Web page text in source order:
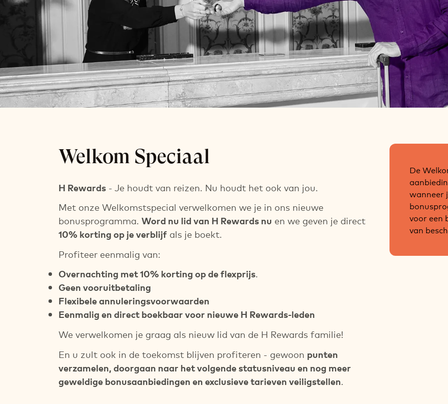
10% korting
Welkom Speciaal
H Rewards - Je houdt van reizen. Nu houdt het ook van jou.
Met onze Welkomstspecial verwelkomen we je in ons nieuwe
bonusprogramma. Word nu lid van H Rewards nu en we geven je direct
10% korting op je verblijf als je boekt.
Profiteer eenmalig van:
Overnachting met 10% korting op de flexprijs.
Geen vooruitbetaling
Flexibele annuleringsvoorwaarden
Eenmalig en direct boekbaar voor nieuwe H Rewards-leden
We verwelkomen je graag als nieuw lid van de H Rewards familie!
En u zult ook in de toekomst blijven profiteren - gewoon punten
verzamelen, doorgaan naar het volgende statusniveau en nog meer
geweldige bonusaanbiedingen en exclusieve tarieven veiligstellen
De
wanneer
voor een
van